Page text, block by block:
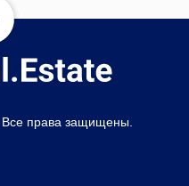
права защищены.